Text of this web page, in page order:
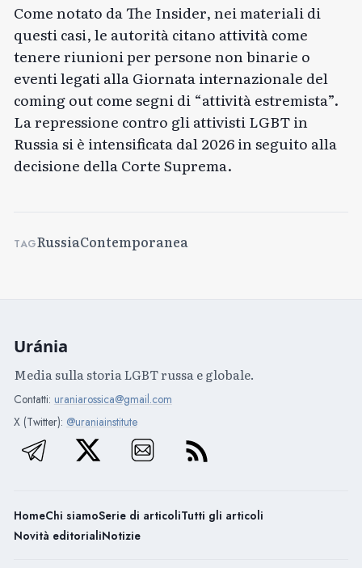
Come notato da The Insider, nei materiali di
questi casi, le autorità citano attività come
tenere riunioni per persone non binarie o
eventi legati alla Giornata internazionale del
coming out come segni di “attività estremista”.
La repressione contro gli attivisti LGBT in
Russia si è intensificata dal 2026 in seguito alla
decisione della Corte Suprema.
TAGRussiaContemporanea
Uránia
Media sulla storia LGBT russa e globale.
Contatti: uraniarossica@gmail.com
X (Twitter): @uraniainstitute
HomeChi siamoSerie di articoliTutti gli articoli
Novità editorialiNotizie